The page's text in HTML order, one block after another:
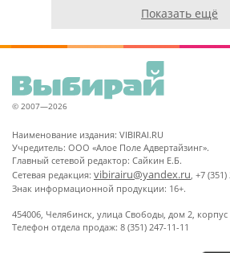
Показать ещё
© 2007—2026
Наименование издания: VIBIRAI.RU
Учредитель: ООО «Алое Поле Адвертайзинг».
Главный сетевой редактор: Сайкин Е.Б.
Сетевая редакция: vibirairu@yandex.ru, +7 (351)
Знак информационной продукции: 16+.
454006, Челябинск, улица Свободы, дом 2, корпус
Телефон отдела продаж: 8 (351) 247-11-11